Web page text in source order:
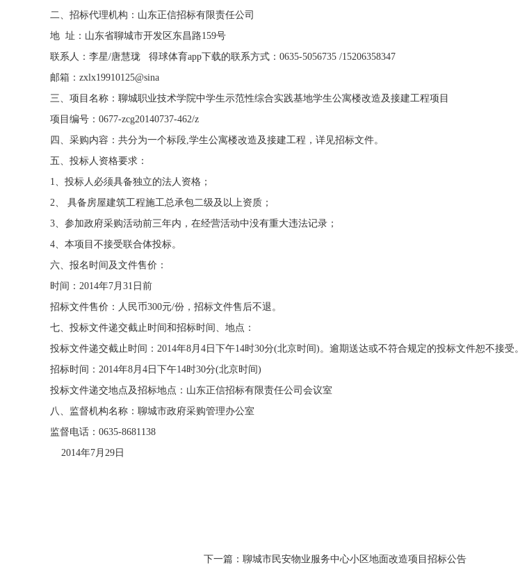
二、招标代理机构：山东正信招标有限责任公司
地 址：山东省聊城市开发区东昌路159号
联系人：李星/唐慧珑 得球体育app下载的联系方式：0635-5056735 /15206358347
邮箱：zxlx19910125@sina
三、项目名称：聊城职业技术学院中学生示范性综合实践基地学生公寓楼改造及接建工程项目
项目编号：0677-zcg20140737-462/z
四、采购内容：共分为一个标段,学生公寓楼改造及接建工程，详见招标文件。
五、投标人资格要求：
1、投标人必须具备独立的法人资格；
2、 具备房屋建筑工程施工总承包二级及以上资质；
3、参加政府采购活动前三年内，在经营活动中没有重大违法记录；
4、本项目不接受联合体投标。
六、报名时间及文件售价：
时间：2014年7月31日前
招标文件售价：人民币300元/份，招标文件售后不退。
七、投标文件递交截止时间和招标时间、地点：
投标文件递交截止时间：2014年8月4日下午14时30分(北京时间)。逾期送达或不符合规定的投标文件恕不接受。
招标时间：2014年8月4日下午14时30分(北京时间)
投标文件递交地点及招标地点：山东正信招标有限责任公司会议室
八、监督机构名称：聊城市政府采购管理办公室
监督电话：0635-8681138
2014年7月29日
下一篇：聊城市民安物业服务中心小区地面改造项目招标公告